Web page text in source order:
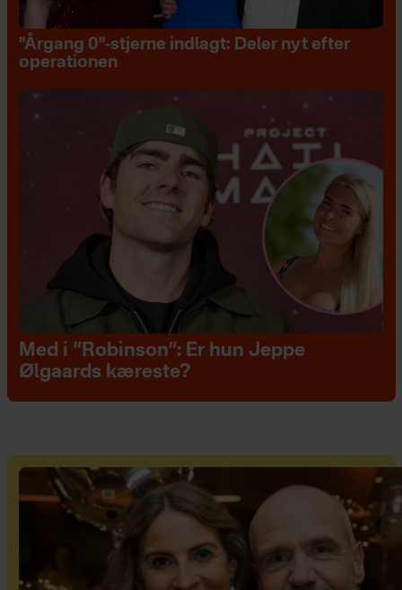
"Årgang 0"-stjerne indlagt: Deler nyt efter
operationen
Med i “Robinson”: Er hun Jeppe
Ølgaards kæreste?